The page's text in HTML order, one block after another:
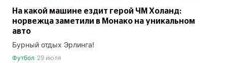
На какой машине ездит герой ЧМ Холанд:
норвежца заметили в Монако на уникальном
авто
Бурный отдых Эрлинга!
Футбол 29 июля